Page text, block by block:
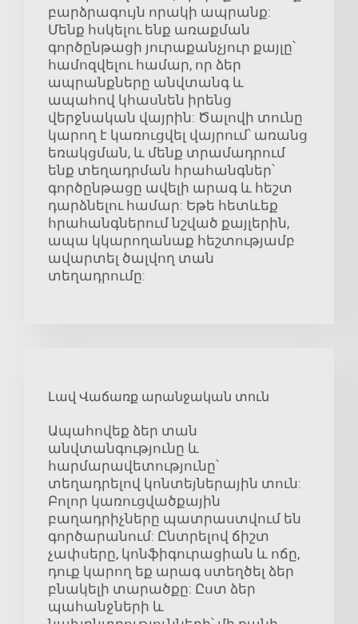
բարձրագույն որակի ապրանք:
Մենք հսկելու ենք առաքման
գործընթացի յուրաքանչյուր քայլը՝
համոզվելու համար, որ ձեր
ապրանքները անվտանգ և
ապահով կհասնեն իրենց
վերջնական վայրին: Ծալովի տունը
կարող է կառուցվել վայրում՝ առանց
եռակցման, և մենք տրամադրում
ենք տեղադրման հրահանգներ՝
գործընթացը ավելի արագ և հեշտ
դարձնելու համար: Եթե հետևեք
հրահանգներում նշված քայլերին,
ապա կկարողանաք հեշտությամբ
ավարտել ծալվող տան
տեղադրումը:
Լավ Վաճառք արանջական տուն
Ապահովեք ձեր տան
անվտանգությունը և
հարմարավետությունը՝
տեղադրելով կոնտեյներային տուն:
Բոլոր կառուցվածքային
բաղադրիչները պատրաստվում են
գործարանում: Ընտրելով ճիշտ
չափսերը, կոնֆիգուրացիան և ոճը,
դուք կարող եք արագ ստեղծել ձեր
բնակելի տարածքը: Ըստ ձեր
պահանջների և